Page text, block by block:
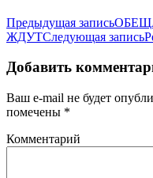
Предыдущая запись
ЖДУТСледующая запись
Добавить
Ваш e-mail не будет
помечены *
Комментарий